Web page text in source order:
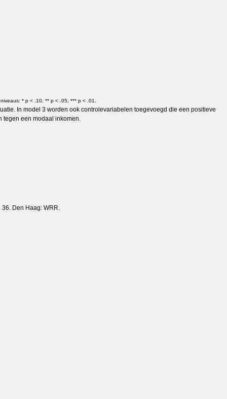
* p < .10, ** p < .05, *** p < .01.
In model 3 worden ook controlevariabelen toegevoegd die een positieve
tegen een modaal inkomen.
36. Den Haag: WRR.